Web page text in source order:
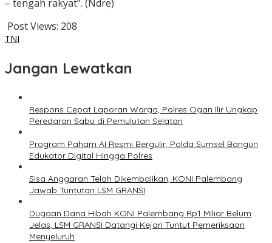
– tengah rakyat”. (Ndre)
Post Views: 208
TNI
Jangan Lewatkan
Respons Cepat Laporan Warga, Polres Ogan Ilir Ungkap
Peredaran Sabu di Pemulutan Selatan
Program Paham AI Resmi Bergulir, Polda Sumsel Bangun
Edukator Digital Hingga Polres
Sisa Anggaran Telah Dikembalikan, KONI Palembang
Jawab Tuntutan LSM GRANSI
Dugaan Dana Hibah KONI Palembang Rp1 Miliar Belum
Jelas, LSM GRANSI Datangi Kejari Tuntut Pemeriksaan
Menyeluruh